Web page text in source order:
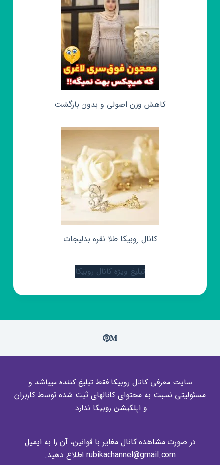
کاهش وزن اصولی و بدون بازگشت
کانال روبیکا طلا نقره بدلیجات
تبلیغ ویژه کانال روبیکا
سایت معرفی کانال روبیکا فقط تبلیغ کننده میباشد و
مسئولیتی نسبت به محتوای کانالهای ثبت شده توسط کاربران
و اپلکیشن روبیکا ندارد.
در صورت مشاهده کانال مغایر با قوانین، آن را به ایمیل
rubikachannel@gmail.com اطلاع دهید.